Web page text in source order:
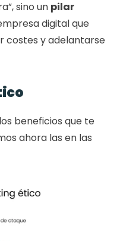
sino un pilar
digital que
costes y adelantarse
beneficios que te
ahora las en las